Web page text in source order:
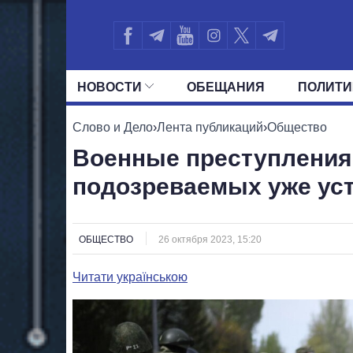
НОВОСТИ ОБЕЩАНИЯ
ВСЕ ПОЛИТИКИ ПРЕЗИДЕНТ И
Слово и Дело›Лента публикаций›Общество
Военные
подозреваемых уже
ОБЩЕСТВО 26 октября 2023, 15:20
Читати українською